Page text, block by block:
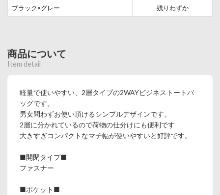
ブラック×グレー 残りわずか
商品について
Item detail
軽量で使いやすい、2層タイプの2WAYビジネストートバ
ッグです。
男女問わずお使い頂けるシンプルデザインです。
2層に分かれているので荷物の仕分けにも便利です
大きすぎコンパクトなマチ幅が使いやすいと好評です。
■開閉タイプ■
ファスナー
■ポケット■